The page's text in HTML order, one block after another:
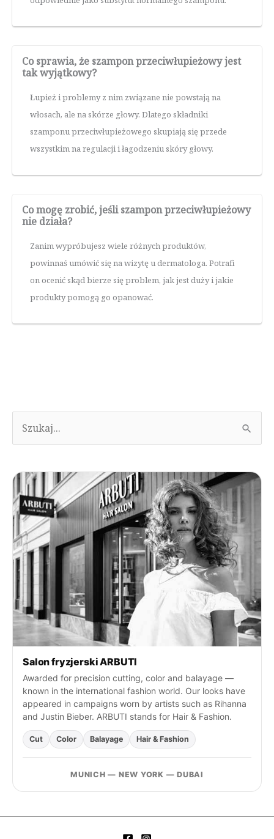
Co sprawia, że szampon przeciwłupieżowy jest
tak wyjątkowy?
Łupież i problemy z nim związane nie powstają na
włosach, ale na skórze głowy. Dlatego składniki
szamponu przeciwłupieżowego skupiają się przede
wszystkim na regulacji i łagodzeniu skóry głowy.
Co mogę zrobić, jeśli szampon przeciwłupieżowy
nie działa?
Zanim wypróbujesz wiele różnych produktów,
powinnaś umówić się na wizytę u dermatologa. Potrafi
on ocenić skąd bierze się problem, jak jest duży i jakie
produkty pomogą go opanować.
c
h
f
o
r
:
Salon fryzjerski ARBUTI
Awarded for precision cutting, color and balayage —
known in the international fashion world. Our looks have
appeared in campaigns worn by artists such as Rihanna
and Justin Bieber. ARBUTI stands for Hair & Fashion.
Cut Color Balayage Hair & Fashion
MUNICH — NEW YORK — DUBAI